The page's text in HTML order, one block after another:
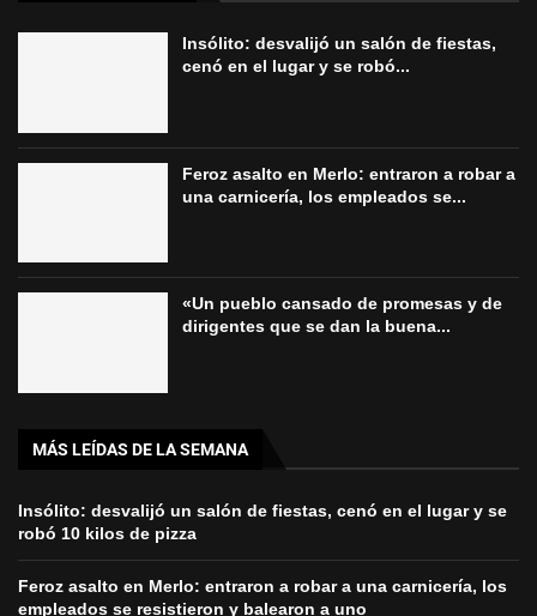
Insólito: desvalijó un salón de fiestas,
cenó en el lugar y se robó...
Feroz asalto en Merlo: entraron a robar a
una carnicería, los empleados se...
«Un pueblo cansado de promesas y de
dirigentes que se dan la buena...
MÁS LEÍDAS DE LA SEMANA
Insólito: desvalijó un salón de fiestas, cenó en el lugar y se
robó 10 kilos de pizza
Feroz asalto en Merlo: entraron a robar a una carnicería, los
empleados se resistieron y balearon a uno